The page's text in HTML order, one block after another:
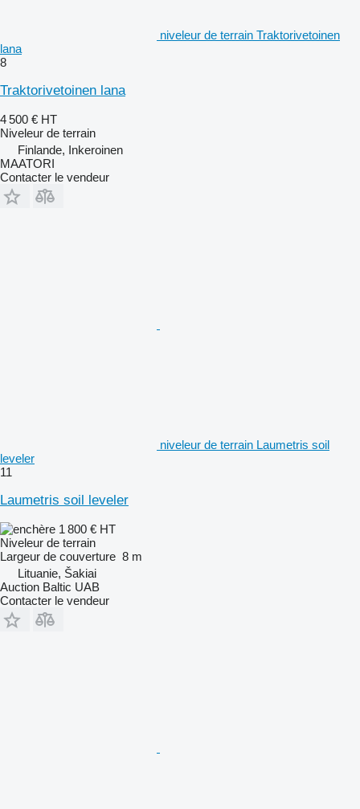
niveleur de terrain Traktorivetoinen
lana
8
Traktorivetoinen lana
4 500 € HT
Niveleur de terrain
Finlande, Inkeroinen
MAATORI
Contacter le vendeur
niveleur de terrain Laumetris soil
leveler
11
Laumetris soil leveler
1 800 € HT
Niveleur de terrain
Largeur de couverture 8 m
Lituanie, Šakiai
Auction Baltic UAB
Contacter le vendeur